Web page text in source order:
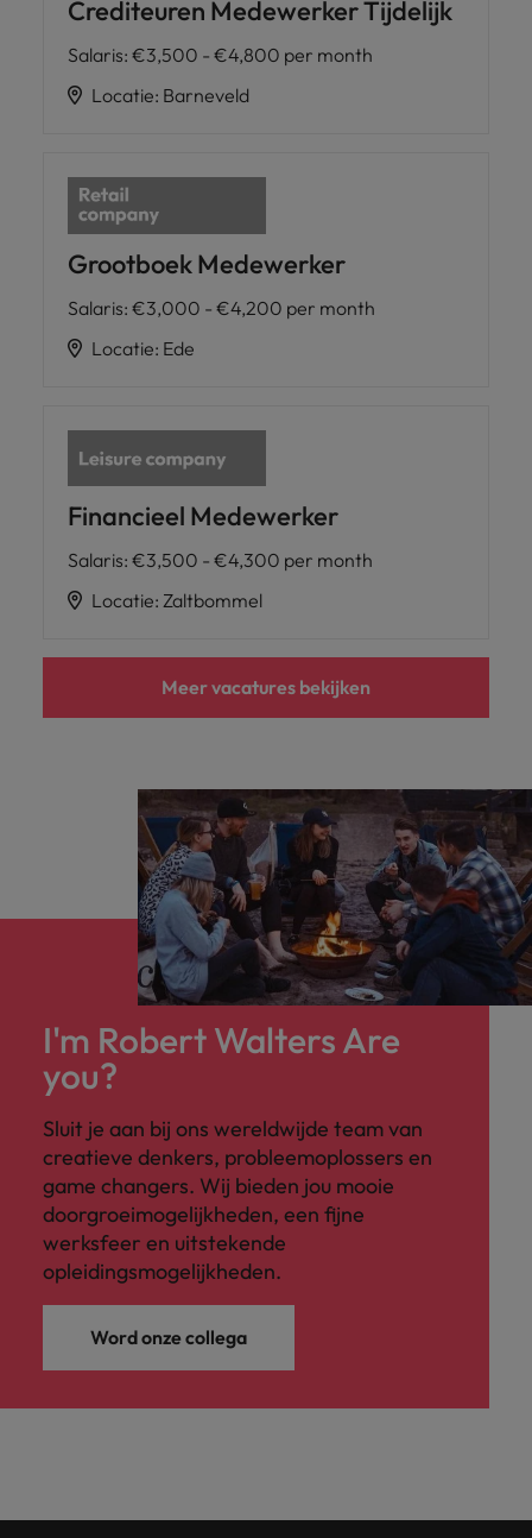
Crediteuren Medewerker Tijdelijk
Salaris: €3,500 - €4,800 per month
Locatie: Barneveld
Grootboek Medewerker
Salaris: €3,000 - €4,200 per month
Locatie: Ede
Financieel Medewerker
Salaris: €3,500 - €4,300 per month
Locatie: Zaltbommel
Meer vacatures bekijken
I'm Robert Walters Are
you?
Sluit je aan bij ons wereldwijde team van
creatieve denkers, probleemoplossers en
game changers. Wij bieden jou mooie
doorgroeimogelijkheden, een fijne
werksfeer en uitstekende
opleidingsmogelijkheden.
Word onze collega